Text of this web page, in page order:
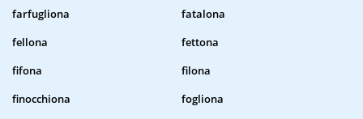
farfugliona
fatalona
fellona
fettona
fifona
filona
finocchiona
fogliona